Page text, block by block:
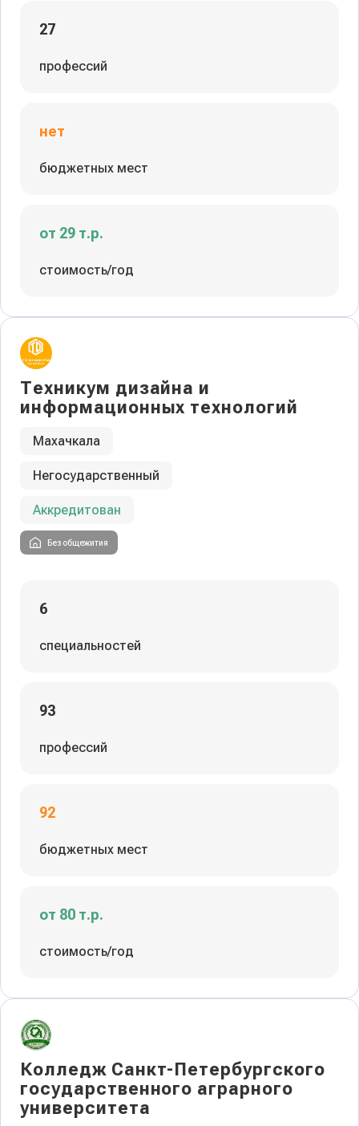
27
профессий
нет
бюджетных мест
от 29 т.р.
стоимость/год
Техникум дизайна и
информационных технологий
Махачкала
Негосударственный
Аккредитован
Без общежития
6
специальностей
93
профессий
92
бюджетных мест
от 80 т.р.
стоимость/год
Колледж Санкт-Петербургского
государственного аграрного
университета